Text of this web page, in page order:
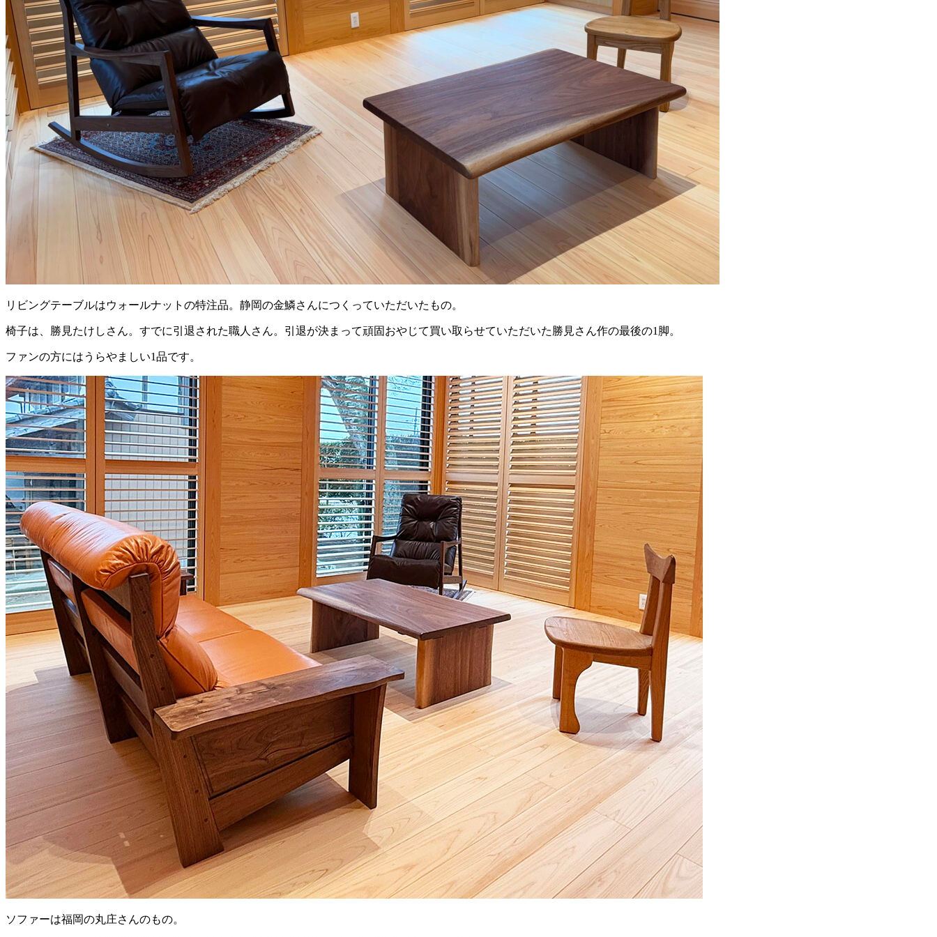
リビングテーブルはウォールナットの特注品。静岡の金鱗さんにつくっていただいたもの。
椅子は、勝見たけしさん。すでに引退された職人さん。引退が決まって頑固おやじて買い取らせていただいた勝見さん作の最後の1脚。
ファンの方にはうらやましい1品です。
ソファーは福岡の丸庄さんのもの。